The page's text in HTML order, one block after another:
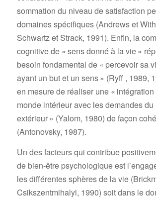
sommation du niveau de satisfaction
domaines spécifiques (Andrews et
Schwartz et Strack, 1991). Enfin, la
cognitive de « sens donné à la vie »
besoin fondamental de « percevoir sa
ayant un but et un sens » (Ryff , 1989,
en mesure de réaliser une «
monde intérieur avec les demandes du
extérieur » (Yalom, 1980) de façon
(Antonovsky, 1987).
Un des facteurs qui contribue
de bien-être psychologique est
les différentes sphères de la vie
Csikszentmihalyi, 1990) soit dans le